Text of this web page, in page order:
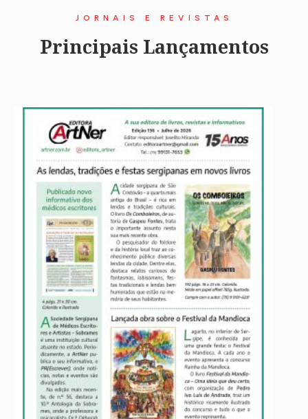
JORNAIS E REVISTAS
Principais Lançamentos